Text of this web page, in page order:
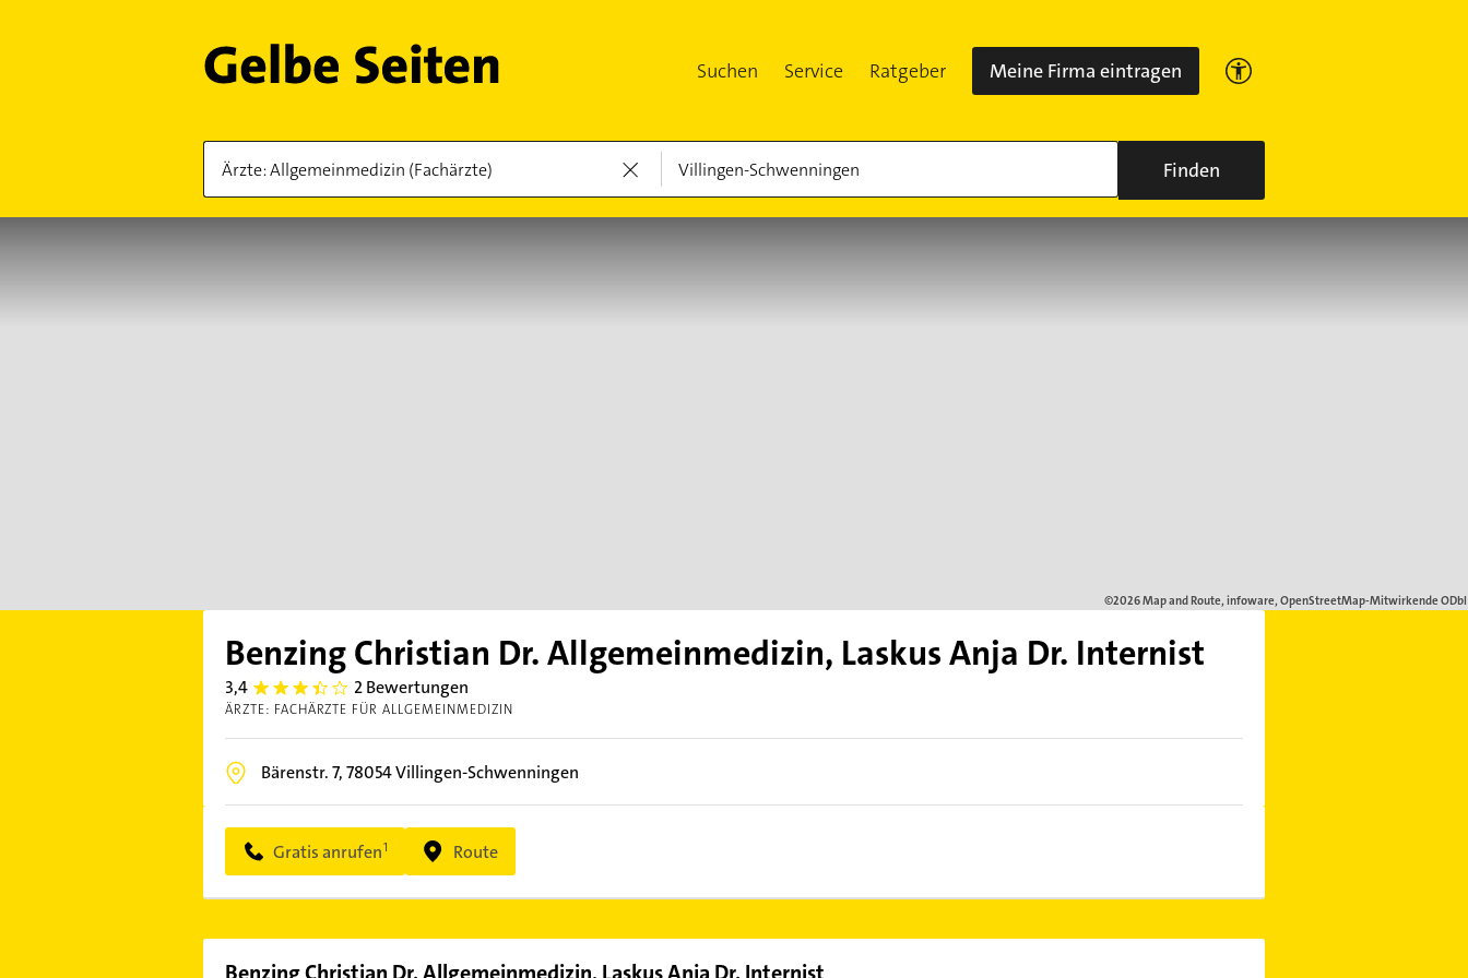
Suchen Service Ratgeber Meine Firma eintragen
Finden
Benzing Christian Dr. Allgemeinmedizin, Laskus Anja Dr. Internist
3,4 3.4 2 Bewertungen
ÄRZTE: FACHÄRZTE FÜR ALLGEMEINMEDIZIN
Bärenstr. 7,78054Villingen-Schwenningen
Gratis anrufen Route